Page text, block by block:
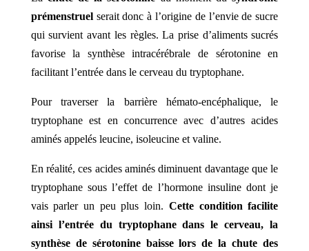
prémenstruelserait donc à l’origine de l’envie de sucre
qui survient avant les règles. La prise d’aliments sucrés
favorise la synthèse intracérébrale de sérotonine en
facilitant l’entrée dans le cerveau du tryptophane.
Pour traverser la barrière hémato-encéphalique, le
tryptophane est en concurrence avec d’autres acides
aminés appelés leucine, isoleucine et valine.
En réalité,ces acides aminés diminuent davantage que le
tryptophane sous l’effet de l’hormone insuline dont je
vais parler un peu plus loin. Cette condition facilite
ainsi l’entrée du tryptophane dans le cerveau, la
synthèse de sérotonine baisse lors de la chute des